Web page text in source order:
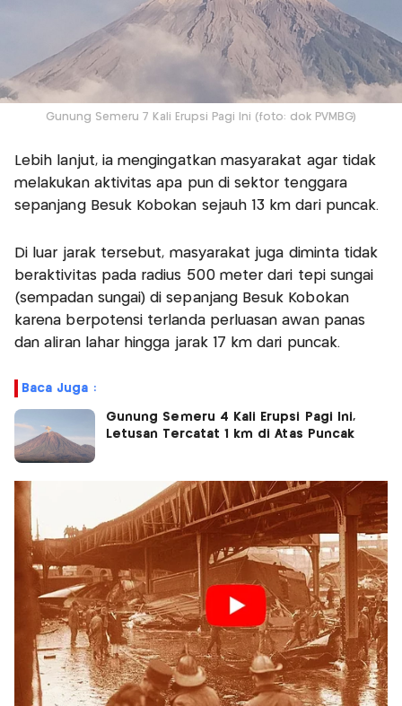
Gunung Semeru 7 Kali Erupsi Pagi Ini (foto: dok PVMBG)
Lebih lanjut, ia mengingatkan masyarakat agar tidak
melakukan aktivitas apa pun di sektor tenggara
sepanjang Besuk Kobokan sejauh 13 km dari puncak.
Di luar jarak tersebut, masyarakat juga diminta tidak
beraktivitas pada radius 500 meter dari tepi sungai
(sempadan sungai) di sepanjang Besuk Kobokan
karena berpotensi terlanda perluasan awan panas
dan aliran lahar hingga jarak 17 km dari puncak.
Baca Juga :
Gunung Semeru 4 Kali Erupsi Pagi Ini,
Letusan Tercatat 1 km di Atas Puncak